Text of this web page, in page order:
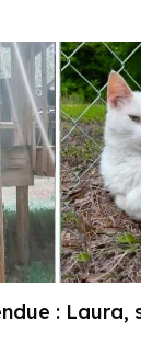
: Laura,